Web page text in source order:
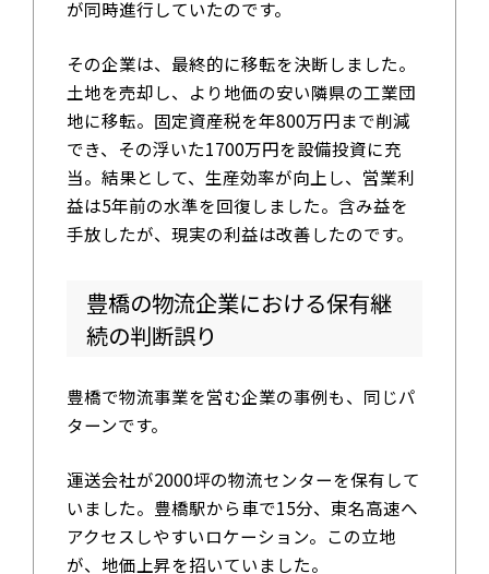
が同時進行していたのです。
その企業は、最終的に移転を決断しました。
土地を売却し、より地価の安い隣県の工業団
地に移転。固定資産税を年800万円まで削減
でき、その浮いた1700万円を設備投資に充
当。結果として、生産効率が向上し、営業利
益は5年前の水準を回復しました。含み益を
手放したが、現実の利益は改善したのです。
豊橋の物流企業における保有継
続の判断誤り
豊橋で物流事業を営む企業の事例も、同じパ
ターンです。
運送会社が2000坪の物流センターを保有して
いました。豊橋駅から車で15分、東名高速へ
アクセスしやすいロケーション。この立地
が、地価上昇を招いていました。